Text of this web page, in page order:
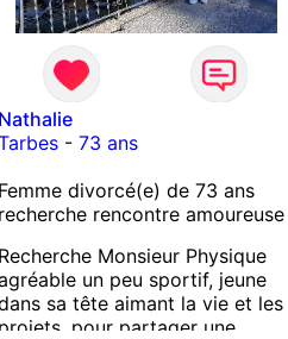
Nathalie
- 73 ans
Femme divorcé(e) de 73 ans
recherche rencontre amoureuse
Recherche Monsieur Physique
un peu sportif, jeune
sa tête aimant la vie et les
projets, pour partager une